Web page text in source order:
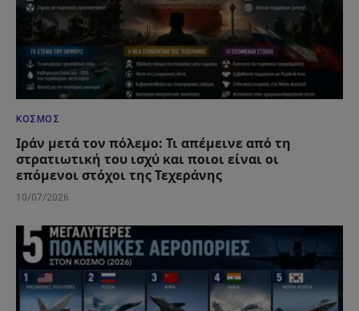
ΚΌΣΜΟΣ
Ιράν μετά τον πόλεμο: Τι απέμεινε από τη
στρατιωτική του ισχύ και ποιοι είναι οι
επόμενοι στόχοι της Τεχεράνης
10/07/2026